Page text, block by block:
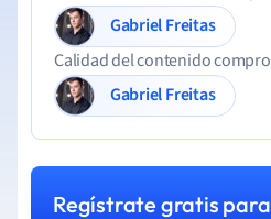
Gabriel Freitas
Calidad del contenido
Gabriel Freitas
Regístrate gratis